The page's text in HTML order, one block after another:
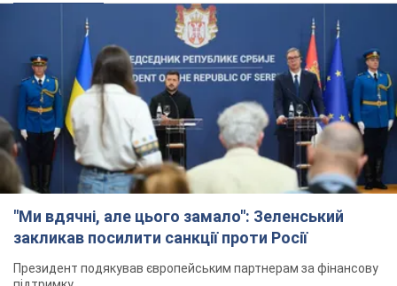
"Ми вдячні, але цього замало": Зеленський
закликав посилити санкції проти Росії
Президент подякував європейським партнерам за фінансову